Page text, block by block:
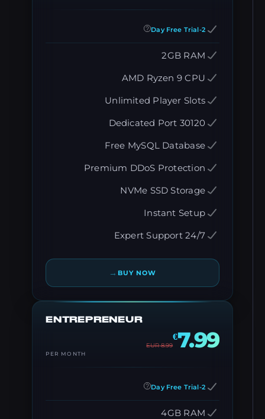
2GB RAM
AMD Ryzen 9 CPU
Unlimited Player Slots
Dedicated Port 30120
Free MySQL Database
Premium DDoS Protection
NVMe SSD Storage
Instant Setup
24/7 Expert Support
BUY NOW
→
ENTREPRENEUR
€ 7.99
8.99
PER MONTH
4GB RAM